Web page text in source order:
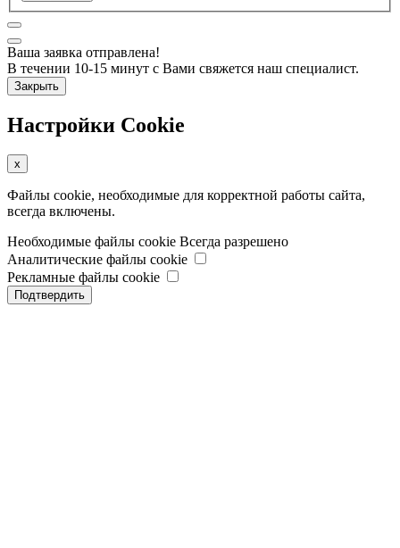
Ваша заявка отправлена!
В течении 10-15 минут с Вами свяжется наш специалист.
Закрыть
Настройки Cookie
x
Файлы cookie, необходимые для корректной работы сайта,
всегда включены.
Необходимые файлы cookie Всегда разрешено
Аналитические файлы cookie
Рекламные файлы cookie
Подтвердить